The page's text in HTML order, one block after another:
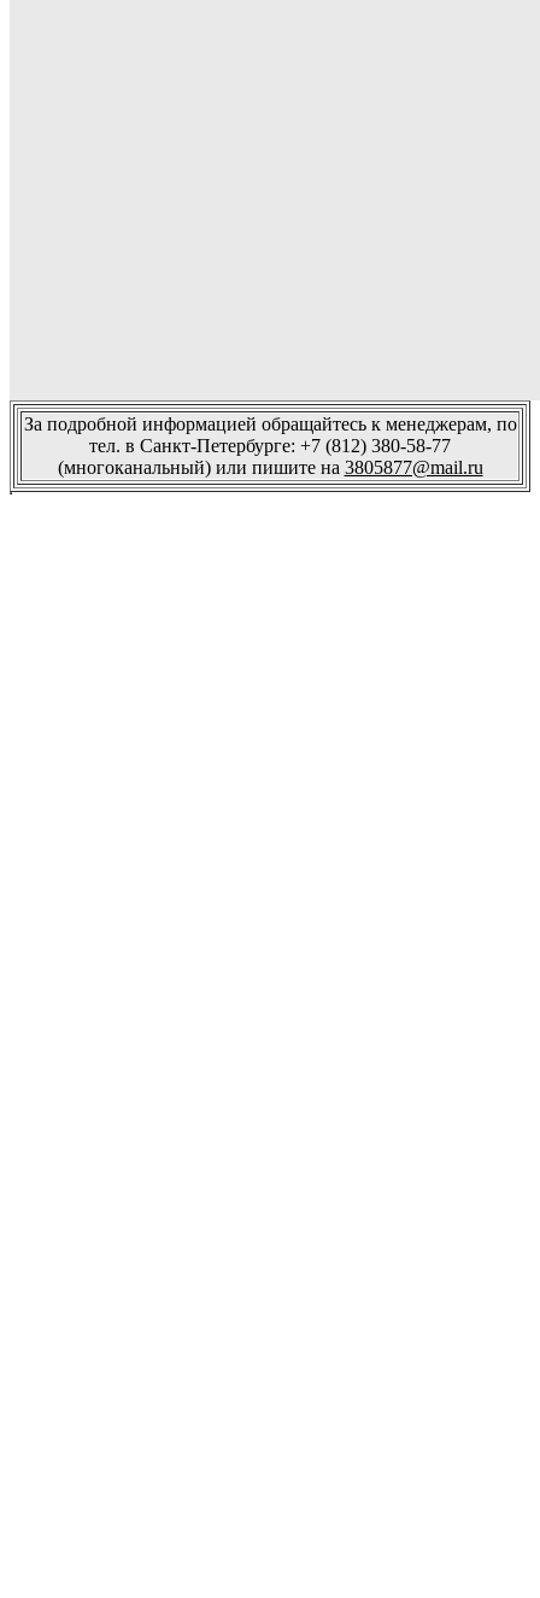
За подробной информацией обращайтесь к менеджерам, по
тел. в Санкт-Петербурге: +7 (812) 380-58-77
(многоканальный) или пишите на 3805877@mail.ru